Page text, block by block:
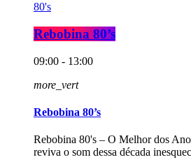
80's
Rebobina 80’s
09:00 - 13:00
more_vert
Rebobina 80’s
Rebobina 80's – O Melhor dos
reviva o som dessa década